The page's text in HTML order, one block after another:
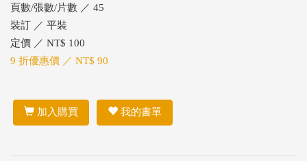
頁數/張數/片數 ／ 45
裝訂 ／ 平裝
定價 ／ NT$ 100
9 折優惠價 ／ NT$ 90
加入購買 我的書單